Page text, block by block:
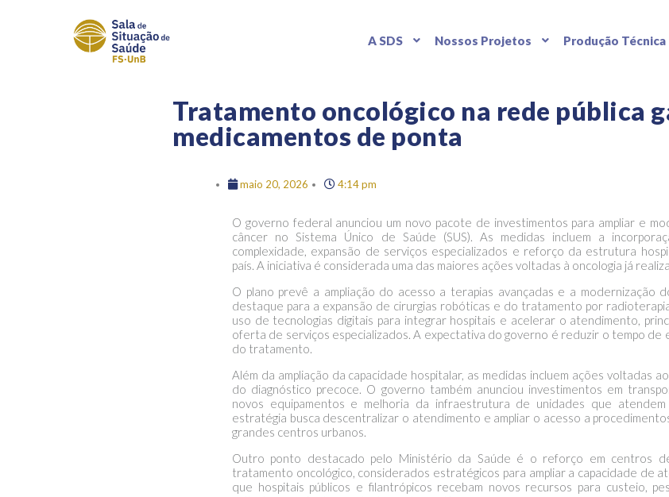
A SDS Nossos Projetos Produção Técnica
Tratamento oncológico na rede pública
medicamentos de ponta
maio 20, 2026 4:14 pm
O governo federal anunciou um novo pacote de investimentos para ampliar e
câncer no Sistema Único de Saúde (SUS). As medidas incluem a
complexidade, expansão de serviços especializados e reforço da estrutura
país. A iniciativa é considerada uma das maiores ações voltadas à oncologia já
O plano prevê a ampliação do acesso a terapias avançadas e a modernização
destaque para a expansão de cirurgias robóticas e do tratamento por
uso de tecnologias digitais para integrar hospitais e acelerar o atendimento,
oferta de serviços especializados. A expectativa do governo é reduzir o tempo de
do tratamento.
Além da ampliação da capacidade hospitalar, as medidas incluem ações voltadas
do diagnóstico precoce. O governo também anunciou investimentos em
novos equipamentos e melhoria da infraestrutura de unidades que
estratégia busca descentralizar o atendimento e ampliar o acesso a
grandes centros urbanos.
Outro ponto destacado pelo Ministério da Saúde é o reforço em centros
tratamento oncológico, considerados estratégicos para ampliar a capacidade de
que hospitais públicos e filantrópicos recebam novos recursos para custeio,